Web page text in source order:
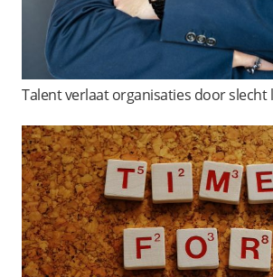
Talent verlaat organisaties door slecht